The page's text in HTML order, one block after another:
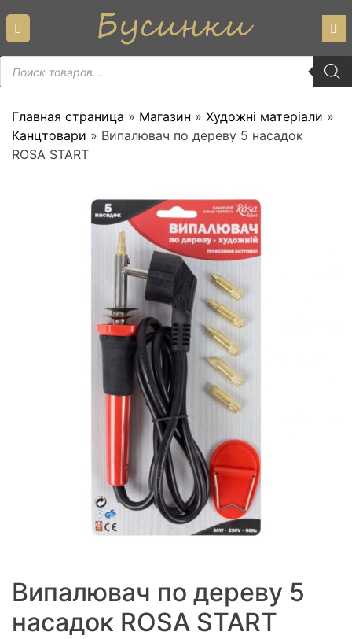
content
Пошук
товарів
Главная страница » Магазин » Художні матеріали »
Канцтовари » Випалювач по дереву 5 насадок
ROSA START
Випалювач по дереву 5
насадок ROSA START